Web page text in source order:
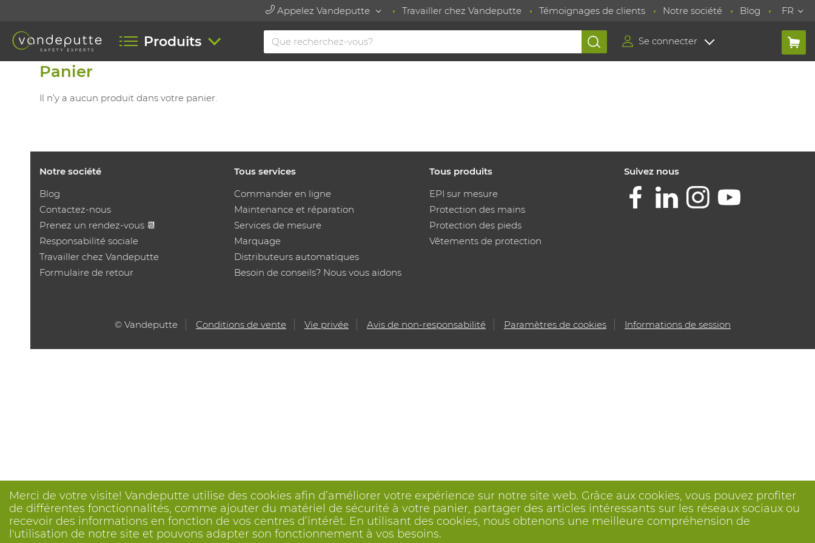
Appelez Vandeputte Travailler chez Vandeputte Témoignages de clients Notre société Blog FR
Produits Se connecter
Panier
Il n’y a aucun produit dans votre panier.
Merci de votre visite! Vandeputte utilise des cookies afin d’améliorer votre expérience sur notre site web. Grâce aux cookies, vous pouvez profiter
de différentes fonctionnalités, comme ajouter du matériel de sécurité à votre panier, partager des articles intéressants sur les réseaux sociaux ou
recevoir des informations en fonction de vos centres d’intérêt. En utilisant des cookies, nous obtenons une meilleure compréhension de
l'utilisation de notre site et pouvons adapter son fonctionnement à vos besoins.
Notre société
Blog
Contactez-nous
Prenez un rendez-vous 📆
Responsabilité sociale
Travailler chez Vandeputte
Formulaire de retour
Tous services
Commander en ligne
Maintenance et réparation
Services de mesure
Marquage
Distributeurs automatiques
Besoin de conseils? Nous vous aidons
Tous produits
EPI sur mesure
Protection des mains
Protection des pieds
Vêtements de protection
Suivez nous
© Vandeputte Conditions de vente Vie privée Avis de non-responsabilité Paramètres de cookies Informations de session